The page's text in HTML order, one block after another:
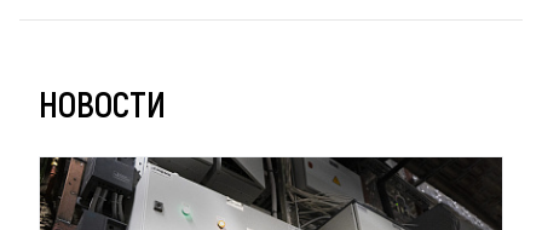
НОВОСТИ